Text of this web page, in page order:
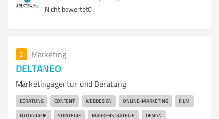
Nicht bewertet0
2 Marketing
DELTANEO
Marketingagentur und Beratung
BERATUNG CONTENT WEBDESIGN ONLINE-MARKETING FILM
FOTOGRAFIE STRATEGIE MARKENSTRATEGIE DESIGN